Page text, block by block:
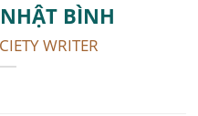
BÌNH
WRITER